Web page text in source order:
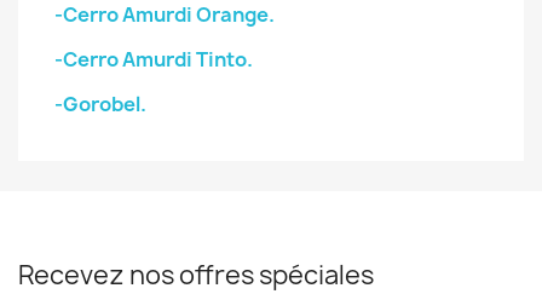
-Cerro Amurdi Orange.
-Cerro Amurdi Tinto.
-Gorobel.
Recevez nos offres spéciales